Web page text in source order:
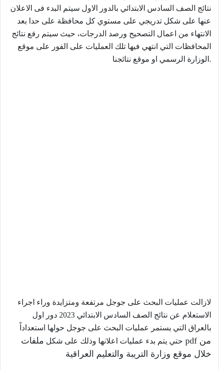
نتائج الصف السادس الابتدائي بالدور الاول سيتم البدء فى الاعلان
عنها على شكل تدريجي على مستوي كل محافظة على حدا بعد
الانتهاء من اعمال التصحيح ورصد الدرجات، حيث سيتم رفع نتائج
المحافظات التي انتهي فيها تلك العمليات على الفور على موقع
الوزارة الرسمي او موقع نتائجنا.
لازالت عمليات البحث على جوجل مرتفعة ومتزايدة وراء اجراء
الاستعلام عن نتائج الصف السادس الابتدائي 2023 دور اول
بالعراق التي يستمر عمليات البحث على جوجل حولها استعداداً
حتي يتم بدء عمليات اعلانها وذلك على شكل ملفات pdf من
خلال موقع وزارة التريبة والتعليم العراقية